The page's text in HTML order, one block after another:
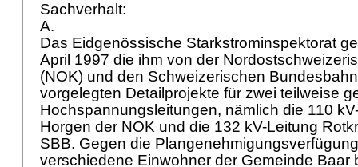
Sachverhalt:
A.
Das Eidgenössische Starkstrominspektorat
April 1997 die ihm von der
(NOK) und den Schweizerischen
vorgelegten Detailprojekte für zwei teilweise
Hochspannungsleitungen, nämlich die 110
Horgen der NOK und die 132 kV-Leitung
SBB. Gegen die
verschiedene Einwohner der Gemeinde Baar